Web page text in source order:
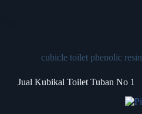
cubicle toilet phenolic resin
Jual Kubikal Toilet Tuban No 1